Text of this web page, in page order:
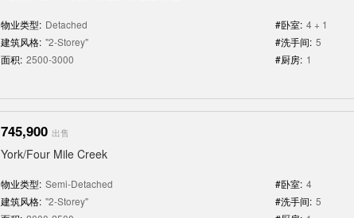
物业类型: Detached
建筑风格: "2-Storey"
面积: 2500-3000
#卧室: 4 + 1
#洗手间: 5
#厨房: 1
745,900 出售
York/Four Mile Creek
物业类型: Semi-Detached
建筑风格: "2-Storey"
#卧室: 4
#洗手间: 5